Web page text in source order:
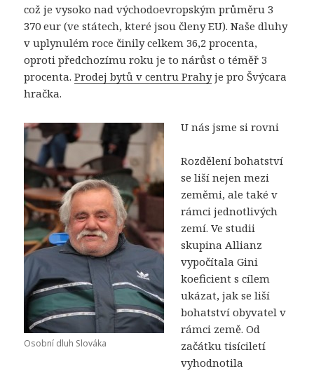
což je vysoko nad východoevropským průměru 3
370 eur (ve státech, které jsou členy EU). Naše dluhy
v uplynulém roce činily celkem 36,2 procenta,
oproti předchozímu roku je to nárůst o téměř 3
procenta.Prodej bytů v centru Prahyje pro Švýcara
hračka.
Osobní dluh Slováka
U nás jsme si rovni
Rozdělení bohatství
se liší nejen mezi
zeměmi, ale také v
rámci jednotlivých
zemí. Ve studii
skupina Allianz
vypočítala Gini
koeficient s cílem
ukázat, jak se liší
bohatství obyvatel v
rámci země. Od
začátku tisíciletí
vyhodnotila